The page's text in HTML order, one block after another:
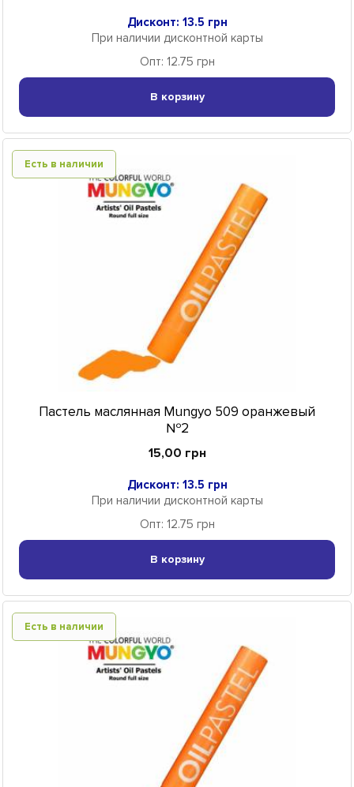
Дисконт: 13.5 грн
При наличии дисконтной карты
Опт: 12.75 грн
В корзину
Есть в наличии
Пастель маслянная Mungyo 509 оранжевый
№2
15,00 грн
Дисконт: 13.5 грн
При наличии дисконтной карты
Опт: 12.75 грн
В корзину
Есть в наличии